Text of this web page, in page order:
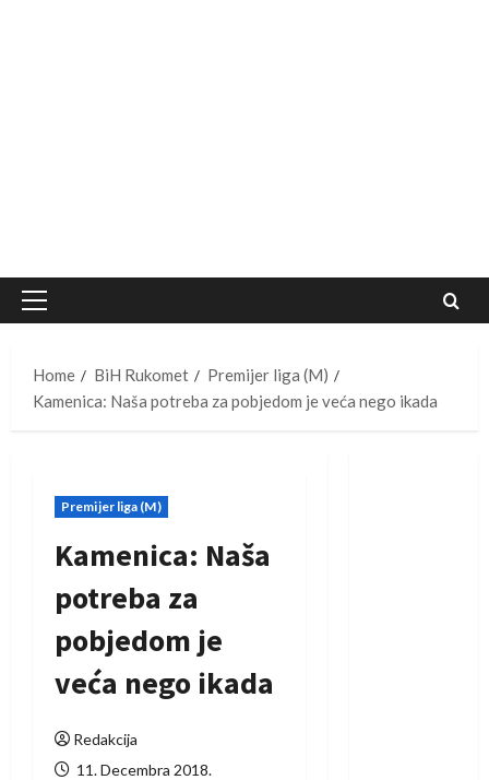
Primary
Home
BiH Rukomet
Premijer liga (M)
Kamenica: Naša potreba za pobjedom je veća nego ikada
Premijer liga (M)
Kamenica: Naša
potreba za
pobjedom je
veća nego ikada
Redakcija
11. Decembra 2018.